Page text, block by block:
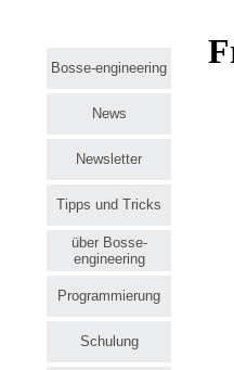
Bosse-engineering
News
Newsletter
Tipps und Tricks
über Bosse-
engineering
Programmierung
Schulung